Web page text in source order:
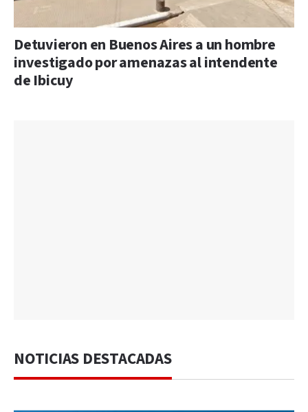
Detuvieron en Buenos Aires a un hombre
investigado por amenazas al intendente
de Ibicuy
NOTICIAS DESTACADAS